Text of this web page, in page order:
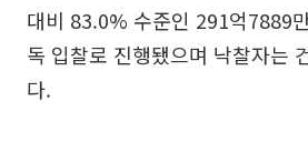
대비 83.0% 수준인 291억7889
독 입찰로 진행됐으며 낙찰자는
다.